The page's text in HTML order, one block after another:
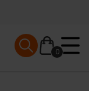
0
Mobile menu